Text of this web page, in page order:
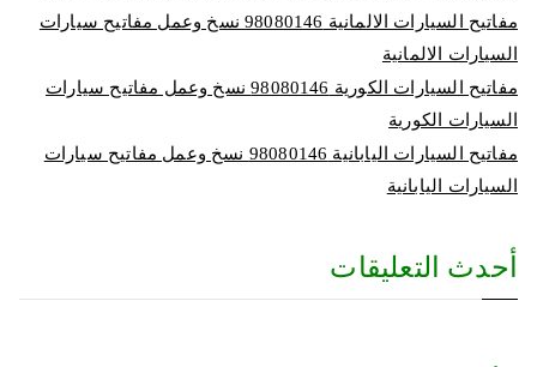
مفاتيح السيارات الالمانية 98080146‬ نسخ وعمل مفاتيح سيارات
السيارات الالمانية
مفاتيح السيارات الكورية 98080146‬ نسخ وعمل مفاتيح سيارات
السيارات الكورية
مفاتيح السيارات اليابانية 98080146‬ نسخ وعمل مفاتيح سيارات
السيارات اليابانية
أحدث التعليقات